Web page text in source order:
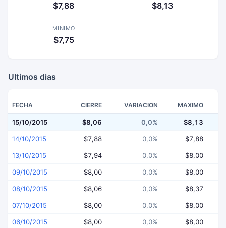
$7,88 $8,13
MINIMO
$7,75
Ultimos dias
FECHA CIERRE VARIACION MAXIMO
15/10/2015 $8,06 0,0% $8,13
14/10/2015 $7,88 0,0% $7,88
13/10/2015 $7,94 0,0% $8,00
09/10/2015 $8,00 0,0% $8,00
08/10/2015 $8,06 0,0% $8,37
07/10/2015 $8,00 0,0% $8,00
06/10/2015 $8,00 0,0% $8,00